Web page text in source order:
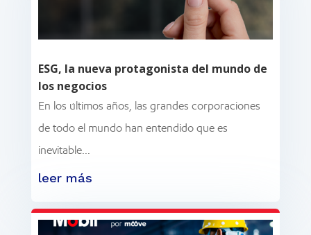
ESG, la nueva protagonista del mundo de
los negocios
En los últimos años, las grandes corporaciones
de todo el mundo han entendido que es
inevitable...
leer más